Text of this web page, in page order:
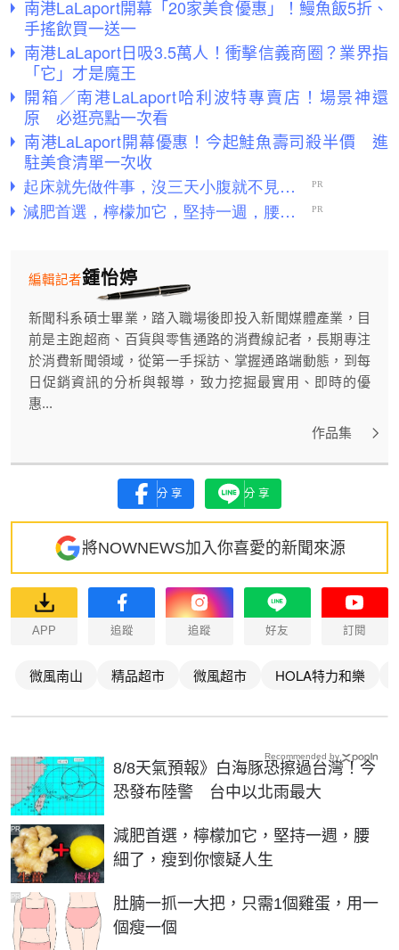
南港LaLaport開幕「20家美食優惠」！鰻魚飯5折、
手搖飲買一送一
南港LaLaport日吸3.5萬人！衝擊信義商圈？業界指
「它」才是魔王
開箱／南港LaLaport哈利波特專賣店！場景神還
原 必逛亮點一次看
南港LaLaport開幕優惠！今起鮭魚壽司殺半價 進
駐美食清單一次收
鍾怡婷
編輯記者
新聞科系碩士畢業，踏入職場後即投入新聞媒體產業，目
前是主跑超商、百貨與零售通路的消費線記者，長期專注
於消費新聞領域，從第一手採訪、掌握通路端動態，到每
日促銷資訊的分析與報導，致力挖掘最實用、即時的優
惠...
作品集
分享 分享
將NOWNEWS加入你喜愛的新聞來源
APP 追蹤 追蹤 好友 訂閱
微風南山 精品超市 微風超市 HOLA特力和樂
8/8天氣預報》白海豚恐擦過台灣！今
恐發布陸警 台中以北雨最大
減肥首選，檸檬加它，堅持一週，腰
細了，瘦到你懷疑人生
PR
肚腩一抓一大把，只需1個雞蛋，用一
個瘦一個
PR
Recommended by